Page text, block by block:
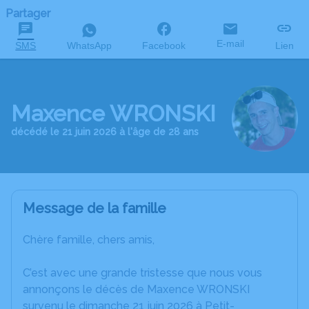
Partager
SMS WhatsApp Facebook E-mail Lien
Maxence WRONSKI
décédé le 21 juin 2026 à l'âge de 28 ans
Message de la famille
Chère famille, chers amis,
C’est avec une grande tristesse que nous vous
annonçons le décès de Maxence WRONSKI
survenu le dimanche 21 juin 2026 à Petit-